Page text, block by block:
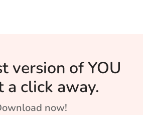
version of YOU
a click away.
now!